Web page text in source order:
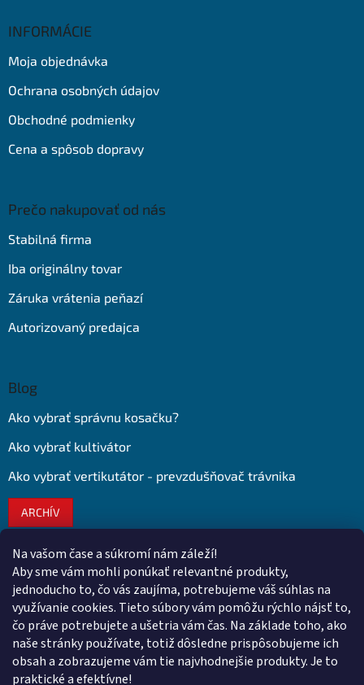
Na vašom čase a súkromí nám záleží!
Aby sme vám mohli ponúkať relevantné produkty,
jednoducho to, čo vás zaujíma, potrebujeme váš súhlas na
využívanie cookies. Tieto súbory vám pomôžu rýchlo nájsť to,
čo práve potrebujete a ušetria vám čas. Na základe toho, ako
naše stránky používate, totiž dôsledne prispôsobujeme ich
obsah a zobrazujeme vám tie najvhodnejšie produkty. Je to
praktické a efektívne!
INFORMÁCIE
Moja objednávka
Ochrana osobných údajov
Obchodné podmienky
Cena a spôsob dopravy
Prečo nakupovať od nás
Stabilná firma
Iba originálny tovar
Záruka vrátenia peňazí
Autorizovaný predajca
Blog
Ako vybrať správnu kosačku?
Ako vybrať kultivátor
Ako vybrať vertikutátor - prevzdušňovač trávnika
ARCHÍV
Kontakt
obchod@ euroshopy.sk
0911 931 019
0911 931 019
Facebook Euroshopy